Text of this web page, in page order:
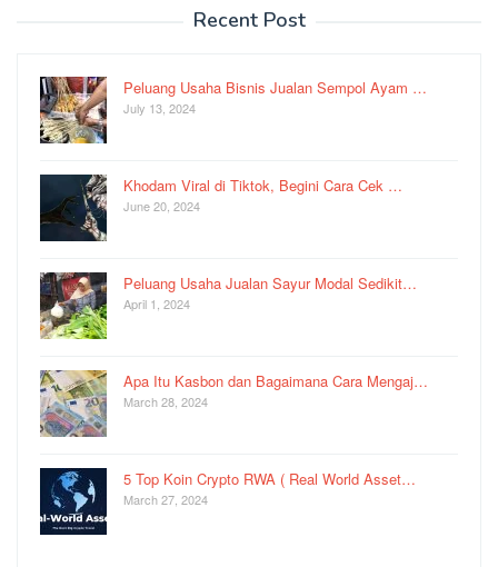
Recent Post
Peluang Usaha Bisnis Jualan Sempol Ayam …
July 13, 2024
Khodam Viral di Tiktok, Begini Cara Cek …
June 20, 2024
Peluang Usaha Jualan Sayur Modal Sedikit…
April 1, 2024
Apa Itu Kasbon dan Bagaimana Cara Mengaj…
March 28, 2024
5 Top Koin Crypto RWA ( Real World Asset…
March 27, 2024